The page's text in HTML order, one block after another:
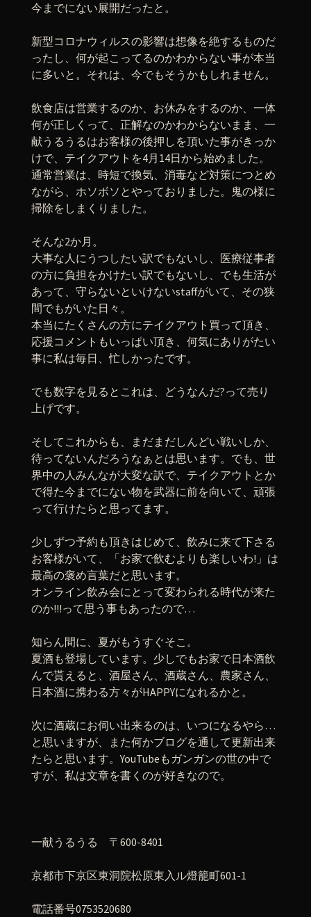
今までにない展開だったと。
新型コロナウィルスの影響は想像を絶するものだ
ったし、何が起こってるのかわからない事が本当
に多いと。それは、今でもそうかもしれません。
飲食店は営業するのか、お休みをするのか、一体
何が正しくって、正解なのかわからないまま、一
献うるうるはお客様の後押しを頂いた事がきっか
けで、テイクアウトを4月14日から始めました。
通常営業は、時短で換気、消毒など対策につとめ
ながら、ホソボソとやっておりました。鬼の様に
掃除をしまくりました。
そんな2か月。
大事な人にうつしたい訳でもないし、医療従事者
の方に負担をかけたい訳でもないし、でも生活が
あって、守らないといけないstaffがいて、その狭
間でもがいた日々。
本当にたくさんの方にテイクアウト買って頂き、
応援コメントもいっぱい頂き、何気にありがたい
事に私は毎日、忙しかったです。
でも数字を見るとこれは、どうなんだ?って売り
上げです。
そしてこれからも、まだまだしんどい戦いしか、
待ってないんだろうなぁとは思います。でも、世
界中の人みんなが大変な訳で、テイクアウトとか
で得た今までにない物を武器に前を向いて、頑張
って行けたらと思ってます。
少しずつ予約も頂きはじめて、飲みに来て下さる
お客様がいて、「お家で飲むよりも楽しいわ!」は
最高の褒め言葉だと思います。
オンライン飲み会にとって変わられる時代が来た
のか!!!って思う事もあったので…
知らん間に、夏がもうすぐそこ。
夏酒も登場しています。少しでもお家で日本酒飲
んで貰えると、酒屋さん、酒蔵さん、農家さん、
日本酒に携わる方々がHAPPYになれるかと。
次に酒蔵にお伺い出来るのは、いつになるやら…
と思いますが、また何かブログを通して更新出来
たらと思います。YouTubeもガンガンの世の中で
すが、私は文章を書くのが好きなので。
一献うるうる 〒600-8401
京都市下京区東洞院松原東入ル燈籠町601-1
電話番号0753520680